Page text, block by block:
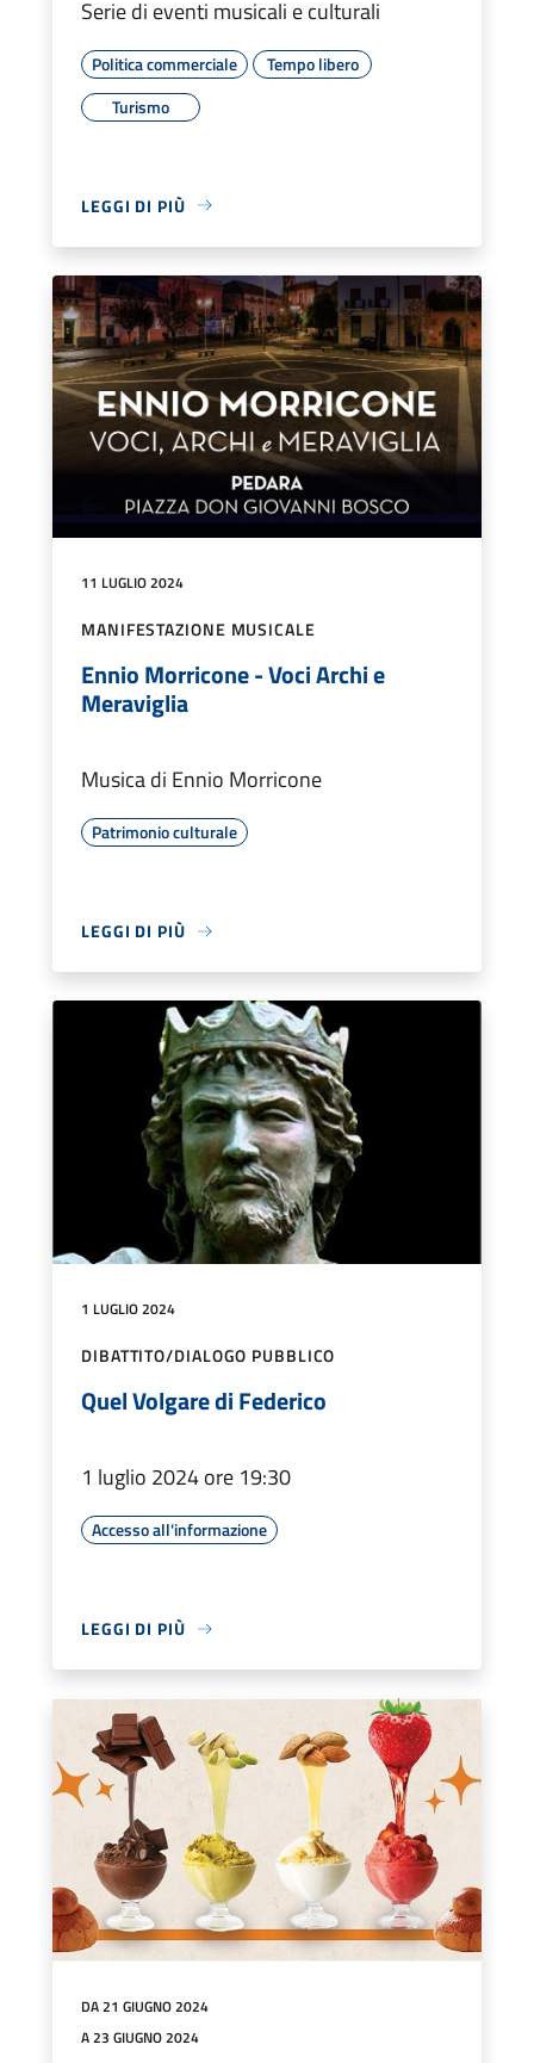
Serie di eventi musicali e culturali
Politica commerciale
Tempo libero
Turismo
LEGGI DI PIÙ
11 LUGLIO 2024
MANIFESTAZIONE MUSICALE
Ennio Morricone - Voci Archi e
Meraviglia
Musica di Ennio Morricone
Patrimonio culturale
LEGGI DI PIÙ
1 LUGLIO 2024
DIBATTITO/DIALOGO PUBBLICO
Quel Volgare di Federico
1 luglio 2024 ore 19:30
Accesso all'informazione
LEGGI DI PIÙ
DA 21 GIUGNO 2024
A 23 GIUGNO 2024